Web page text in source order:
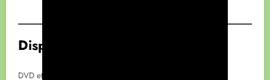
Disponibilité :
DVD et Blu-ray.